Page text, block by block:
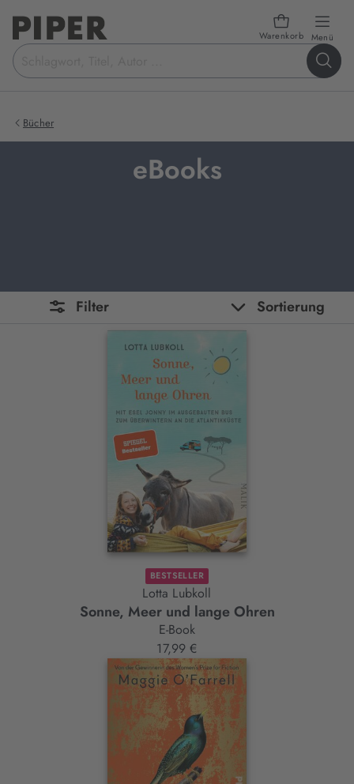
Warenkorb Menü
Suchbegriff
eingeben
Bücher
eBooks
Filter Sortierung
BESTSELLER
Lotta Lubkoll
Sonne, Meer und lange Ohren
E-Book
17,99 €